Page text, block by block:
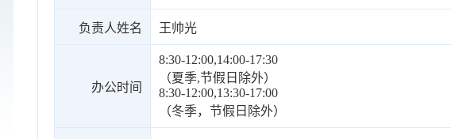
负责人姓名 王帅光
办公时间
8:30-12:00,14:00-17:30
（夏季,节假日除外）
8:30-12:00,13:30-17:00
（冬季，节假日除外）